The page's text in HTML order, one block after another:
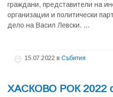
граждани, представители на
организации и политически
дело на Васил Левски. ...
15.07.2022 в Събития
ХАСКОВО РОК 2022